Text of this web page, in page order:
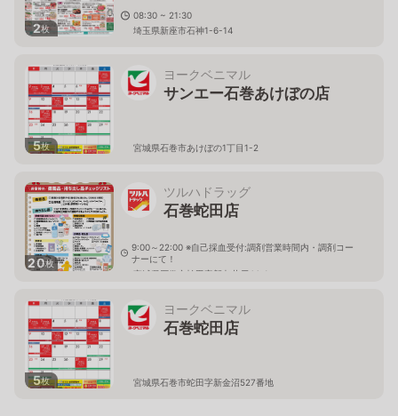
2枚
08:30 ~ 21:30
埼玉県新座市石神1-6-14
5枚
ヨークベニマル
サンエー石巻あけぼの店
宮城県石巻市あけぼの1丁目1-2
20枚
ツルハドラッグ
石巻蛇田店
9:00～22:00 ※自己採血受付:調剤営業時間内・調剤コー
ナーにて！
宮城県石巻市蛇田字新丸井戸44-1
5枚
ヨークベニマル
石巻蛇田店
宮城県石巻市蛇田字新金沼527番地